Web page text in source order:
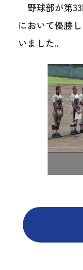
野球部が第
において優勝
いました。